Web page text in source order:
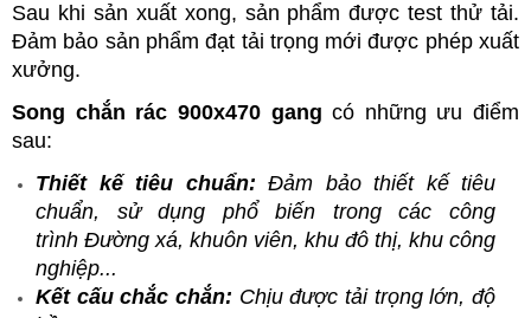
Sau khi sản xuất xong, sản phẩm được test thử tải.
Đảm bảo sản phẩm đạt tải trọng mới được phép xuất
xưởng.
Song chắn rác 900x470 gang có những ưu điểm
sau:
Thiết kế tiêu chuẩn: Đảm bảo thiết kế tiêu
chuẩn, sử dụng phổ biến trong các công
trình Đường xá, khuôn viên, khu đô thị, khu công
nghiệp...
Kết cấu chắc chắn: Chịu được tải trọng lớn, độ